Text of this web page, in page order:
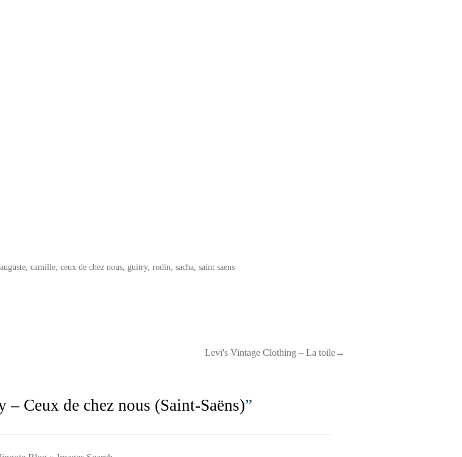
auguste camille ceux de chez nous guitry, rodin sacha saint saens
Levi's Vintage Clothing – La toile→
– Ceux de chez nous (Saint-Saëns)”